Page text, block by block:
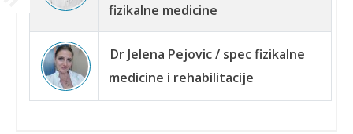
fizikalne medicine
Dr Jelena Pejovic / spec fizikalne
medicine i rehabilitacije